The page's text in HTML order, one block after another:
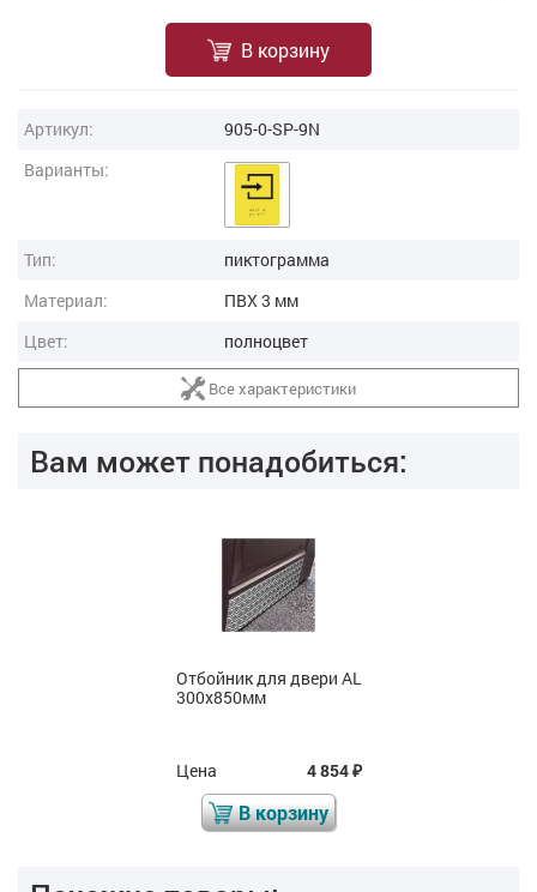
В корзину
Артикул:
905-0-SP-9N
Варианты:
Тип:
пиктограмма
Материал:
ПВХ 3 мм
Цвет:
полноцвет
Все характеристики
Вам может понадобиться:
Отбойник для двери AL
300х850мм
Цена 4 854₽
В корзину